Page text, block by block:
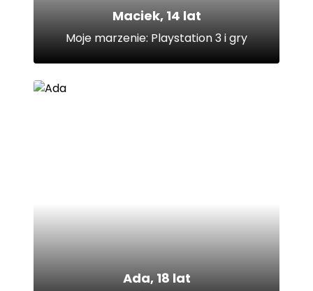
Maciek, 14 lat
Moje marzenie: Playstation 3 i gry
Ada, 18 lat